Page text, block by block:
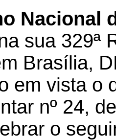
Nacional
sua 329ª
Brasília,
em vista o
nº 24,
o